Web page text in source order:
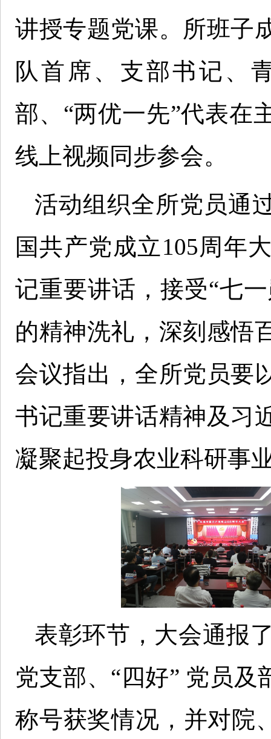
讲授专题党课。所班子
队首席、支部书记、
部、“两优一先”代表在
线上视频同步参会。
活动组织全所党员通
国共产党成立105周年
记重要讲话，接受“七
的精神洗礼，深刻感悟
会议指出，全所党员要
书记重要讲话精神及习
凝聚起投身农业科研事
表彰环节，大会通报
党支部、“四好” 党员及
称号获奖情况，并对院